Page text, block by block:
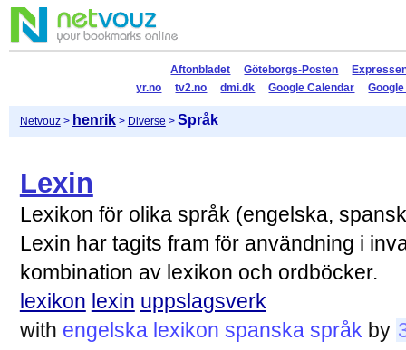
Aftonbladet Göteborgs-Posten
yr.no
tv2.no dmi.dk Google Calendar
Netvouz> henrik> Diverse > Språk
Lexin
Lexikon för olika språk (engelska,
Lexin har tagits fram för användning i
kombination av lexikon och ordböcker.
lexikon lexin uppslagsverk
with engelska lexikon spanska språk by